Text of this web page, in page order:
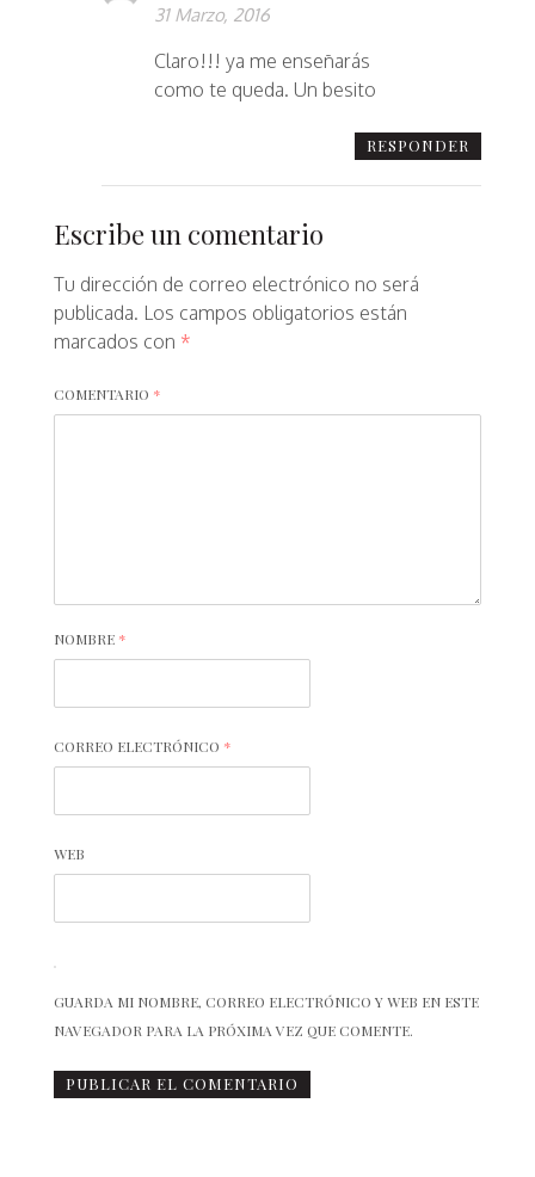
31 Marzo, 2016
Claro!!! ya me enseñarás
como te queda. Un besito
RESPONDER
Escribe un comentario
Tu dirección de correo electrónico no será
publicada. Los campos obligatorios están
marcados con *
COMENTARIO *
NOMBRE *
CORREO ELECTRÓNICO *
WEB
GUARDA MI NOMBRE, CORREO ELECTRÓNICO Y WEB EN ESTE
NAVEGADOR PARA LA PRÓXIMA VEZ QUE COMENTE.